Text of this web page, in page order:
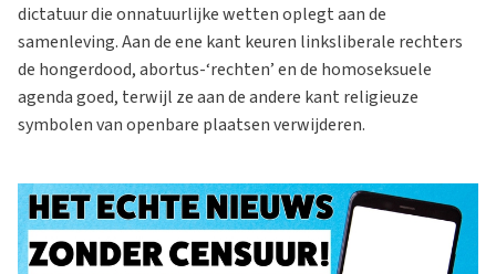
dictatuur die onnatuurlijke wetten oplegt aan de
samenleving. Aan de ene kant keuren linksliberale rechters
de hongerdood, abortus-‘rechten’ en de homoseksuele
agenda goed, terwijl ze aan de andere kant religieuze
symbolen van openbare plaatsen verwijderen.